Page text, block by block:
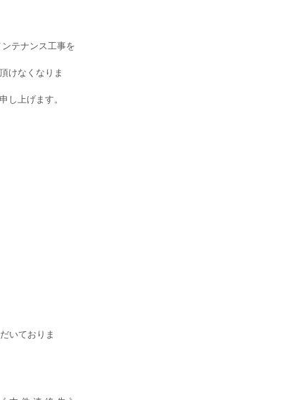
テナンス工事を
けなくなりま
し上げます。
いておりま